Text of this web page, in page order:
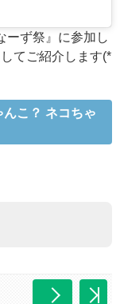
ーず祭』に参加し
てご紹介します(*
こ？ ネコちゃ